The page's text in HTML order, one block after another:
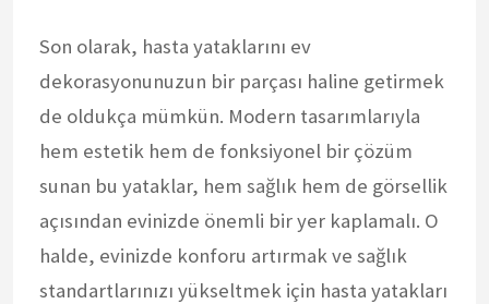
Son olarak, hasta yataklarını ev
dekorasyonunuzun bir parçası haline getirmek
de oldukça mümkün. Modern tasarımlarıyla
hem estetik hem de fonksiyonel bir çözüm
sunan bu yataklar, hem sağlık hem de görsellik
açısından evinizde önemli bir yer kaplamalı. O
halde, evinizde konforu artırmak ve sağlık
standartlarınızı yükseltmek için hasta yatakları